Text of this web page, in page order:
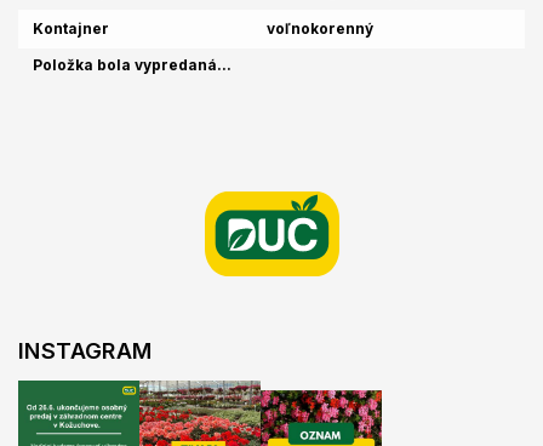
Kontajner
voľnokorenný
Položka bola vypredaná…
INSTAGRAM